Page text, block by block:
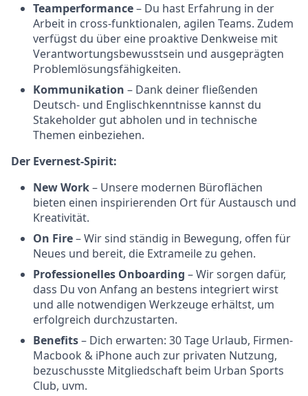
Teamperformance– Du hast Erfahrung in der
Arbeit in cross-funktionalen, agilen Teams. Zudem
verfügst du über eine proaktive Denkweise mit
Verantwortungsbewusstsein und ausgeprägten
Problemlösungsfähigkeiten.
Kommunikation – Dank deiner fließenden
Deutsch- und Englischkenntnisse kannst du
Stakeholder gut abholen und in technische
Themen einbeziehen.
Der Evernest-Spirit:
New Work– Unsere modernen Büroflächen
bieten einen inspirierenden Ort für Austausch und
Kreativität.
On Fire– Wir sind ständig in Bewegung, offen für
Neues und bereit, die Extrameile zu gehen.
Professionelles Onboarding – Wir sorgen dafür,
dass Du von Anfang an bestens integriert wirst
und alle notwendigen Werkzeuge erhältst, um
erfolgreich durchzustarten.
Benefits– Dich erwarten: 30 Tage Urlaub, Firmen-
Macbook & iPhone auch zur privaten Nutzung,
bezuschusste Mitgliedschaft beim Urban Sports
Club, uvm.